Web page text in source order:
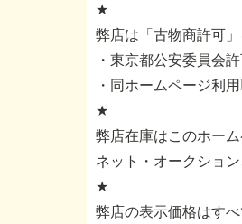
★
弊店は「古物商許可
・東京都公安委員会
・同ホームページ利
★
弊店在庫はこのホー
ネット・オークショ
★
弊店の表示価格はすべ